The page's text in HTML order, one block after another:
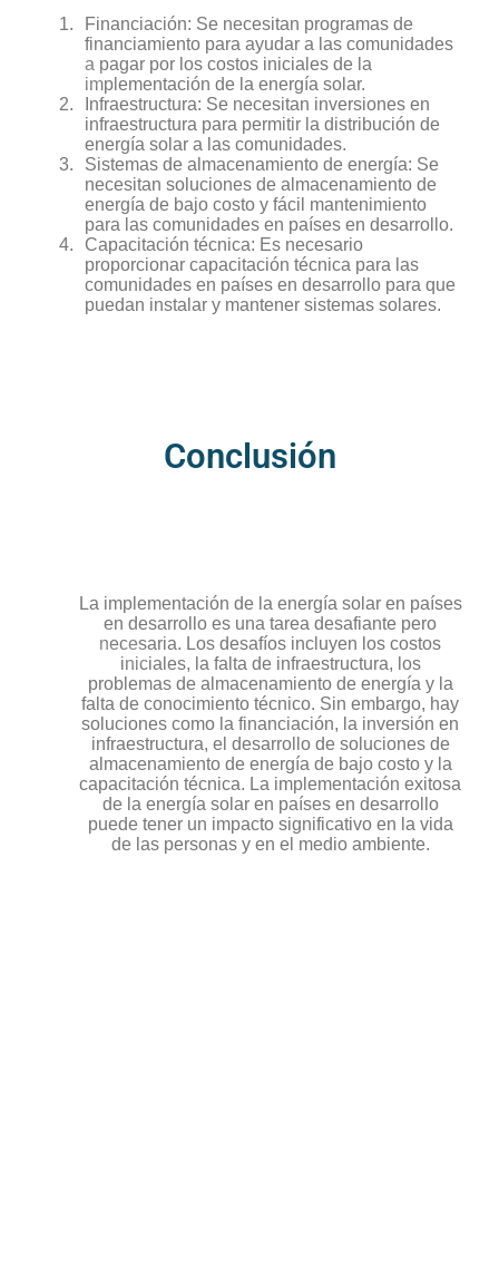
Financiación: Se necesitan programas de
financiamiento para ayudar a las comunidades
a pagar por los costos iniciales de la
implementación de la energía solar.
Infraestructura: Se necesitan inversiones en
infraestructura para permitir la distribución de
energía solar a las comunidades.
Sistemas de almacenamiento de energía: Se
necesitan soluciones de almacenamiento de
energía de bajo costo y fácil mantenimiento
para las comunidades en países en desarrollo.
Capacitación técnica: Es necesario
proporcionar capacitación técnica para las
comunidades en países en desarrollo para que
puedan instalar y mantener sistemas solares.
Conclusión
La implementación de la energía solar en países
en desarrollo es una tarea desafiante pero
necesaria. Los desafíos incluyen los costos
iniciales, la falta de infraestructura, los
problemas de almacenamiento de energía y la
falta de conocimiento técnico. Sin embargo, hay
soluciones como la financiación, la inversión en
infraestructura, el desarrollo de soluciones de
almacenamiento de energía de bajo costo y la
capacitación técnica. La implementación exitosa
de la energía solar en países en desarrollo
puede tener un impacto significativo en la vida
de las personas y en el medio ambiente.